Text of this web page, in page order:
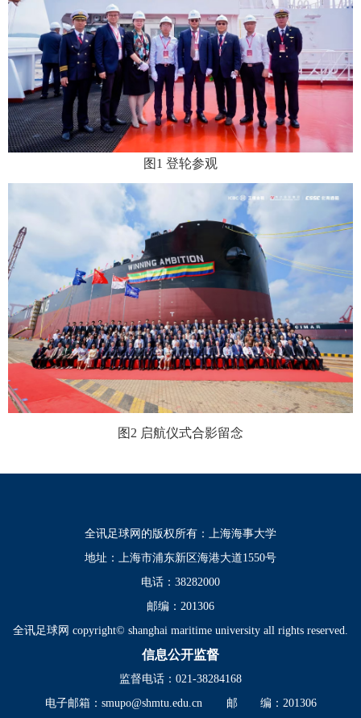
图1 登轮参观
图2 启航仪式合影留念
全讯足球网的版权所有：上海海事大学
地址：上海市浦东新区海港大道1550号
电话：38282000
邮编：201306
全讯足球网 copyright© shanghai maritime university all rights reserved.
信息公开监督
监督电话：021-38284168
电子邮箱： smupo@shmtu.edu.cn 邮 编：201306